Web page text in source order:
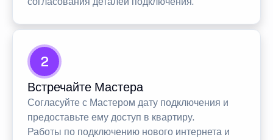
2
Встречайте Мастера
Согласуйте с Мастером дату подключения и
предоставьте ему доступ в квартиру.
Работы по подключению нового интернета и